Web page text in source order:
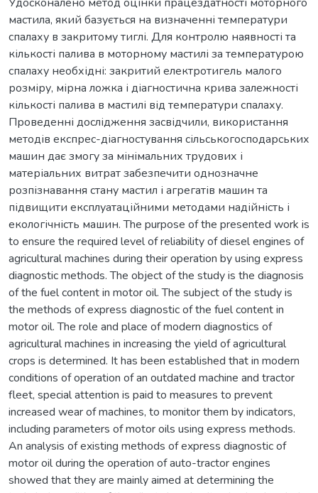
мастила, який базується на визначенні температури
спалаху в закритому тиглі. Для контролю наявності та
кількості палива в моторному мастилі за температурою
спалаху необхідні: закритий електротигель малого
розміру, мірна ложка і діагностична крива залежності
кількості палива в мастилі від температури спалаху.
Проведенні дослідження засвідчили, використання
методів експрес-діагностування сільськогосподарських
машин дає змогу за мінімальних трудових і
матеріальних витрат забезпечити однозначне
розпізнавання стану мастил і агрегатів машин та
підвищити експлуатаційними методами надійність і
екологічність машин. The purpose of the presented work is
to ensure the required level of reliability of diesel engines of
agricultural machines during their operation by using express
diagnostic methods. The object of the study is the diagnosis
of the fuel content in motor oil. The subject of the study is
the methods of express diagnostic of the fuel content in
motor oil. The role and place of modern diagnostics of
agricultural machines in increasing the yield of agricultural
crops is determined. It has been established that in modern
conditions of operation of an outdated machine and tractor
fleet, special attention is paid to measures to prevent
increased wear of machines, to monitor them by indicators,
including parameters of motor oils using express methods.
An analysis of existing methods of express diagnostic of
motor oil during the operation of auto-tractor engines
showed that they are mainly aimed at determining the